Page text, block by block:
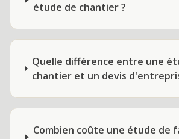
étude de chantier ?
Quelle différence entre une
chantier et un devis
Combien coûte une étude de